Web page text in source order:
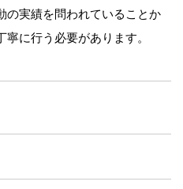
の実績を問われていることか
に行う必要があります。